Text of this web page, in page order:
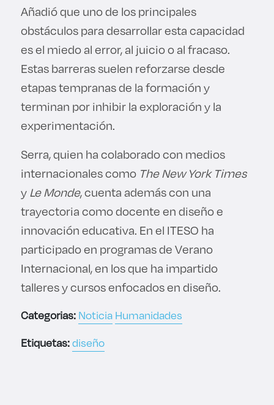
Añadió que uno de los principales
obstáculos para desarrollar esta capacidad
es el miedo al error, al juicio o al fracaso.
Estas barreras suelen reforzarse desde
etapas tempranas de la formación y
terminan por inhibir la exploración y la
experimentación.
Serra, quien ha colaborado con medios
internacionales como The New York Times
yLe Monde, cuenta además con una
trayectoria como docente en diseño e
innovación educativa. En el ITESO ha
participado en programas de Verano
Internacional, en los que ha impartido
talleres y cursos enfocados en diseño.
Categorias:Noticia Humanidades
Etiquetas:diseño